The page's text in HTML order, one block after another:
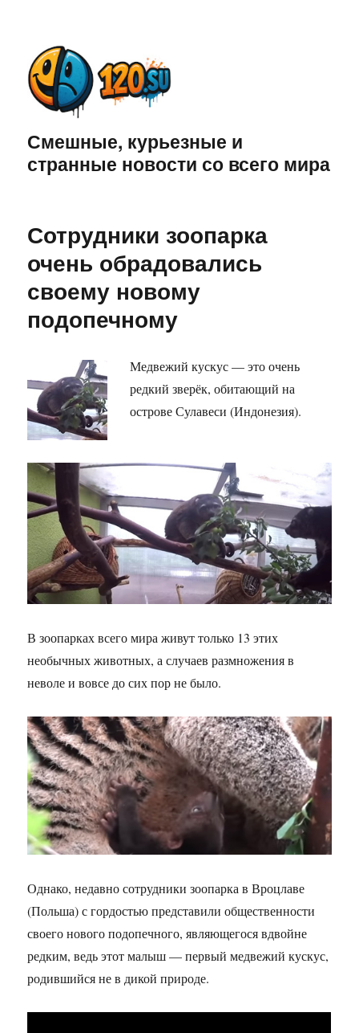
Смешные, курьезные и
странные новости со всего мира
Сотрудники зоопарка
очень обрадовались
своему новому
подопечному
Медвежий кускус — это очень
редкий зверёк, обитающий на
острове Сулавеси (Индонезия).
В зоопарках всего мира живут только 13 этих
необычных животных, а случаев размножения в
неволе и вовсе до сих пор не было.
Однако, недавно сотрудники зоопарка в Вроцлаве
(Польша) с гордостью представили общественности
своего нового подопечного, являющегося вдвойне
редким, ведь этот малыш — первый медвежий кускус,
родившийся не в дикой природе.